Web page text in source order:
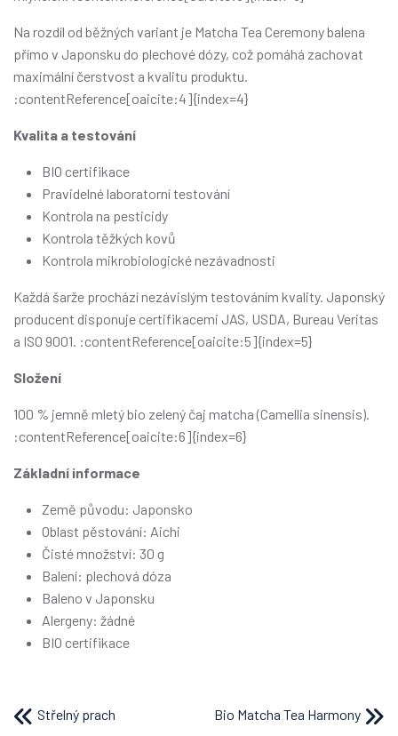
Na rozdíl od běžných variant je Matcha Tea Ceremony balena
přímo v Japonsku do plechové dózy, což pomáhá zachovat
maximální čerstvost a kvalitu produktu.
:contentReference[oaicite:4]{index=4}
Kvalita a testování
BIO certifikace
Pravidelné laboratorní testování
Kontrola na pesticidy
Kontrola těžkých kovů
Kontrola mikrobiologické nezávadnosti
Každá šarže prochází nezávislým testováním kvality. Japonský
producent disponuje certifikacemi JAS, USDA, Bureau Veritas
a ISO 9001. :contentReference[oaicite:5]{index=5}
Složení
100 % jemně mletý bio zelený čaj matcha (Camellia sinensis).
:contentReference[oaicite:6]{index=6}
Základní informace
Země původu: Japonsko
Oblast pěstování: Aichi
Čisté množství: 30 g
Balení: plechová dóza
Baleno v Japonsku
Alergeny: žádné
BIO certifikace
Střelný prach Bio Matcha Tea Harmony